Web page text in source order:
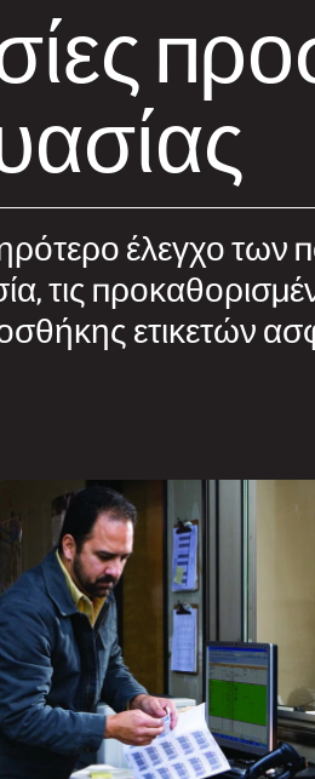
έλεγχο των
τις
ετικετών